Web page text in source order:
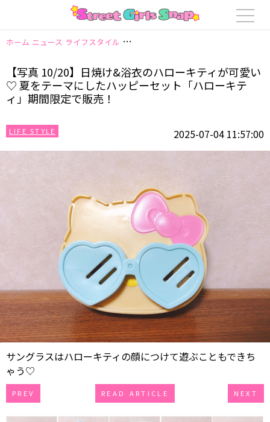
ホーム ニュース ライフスタイル 【写真 10/20】日焼け&浴衣のハローキ
【写真 10/20】日焼け&浴衣のハローキティが可愛い
♡ 夏をテーマにしたハッピーセット「ハローキテ
ィ」期間限定で販売！
LIFE STYLE 2025-07-04 11:57:00
サングラスはハローキティの顔につけて遊ぶこともできち
ゃう♡
PREV READ ARTICLE NEXT